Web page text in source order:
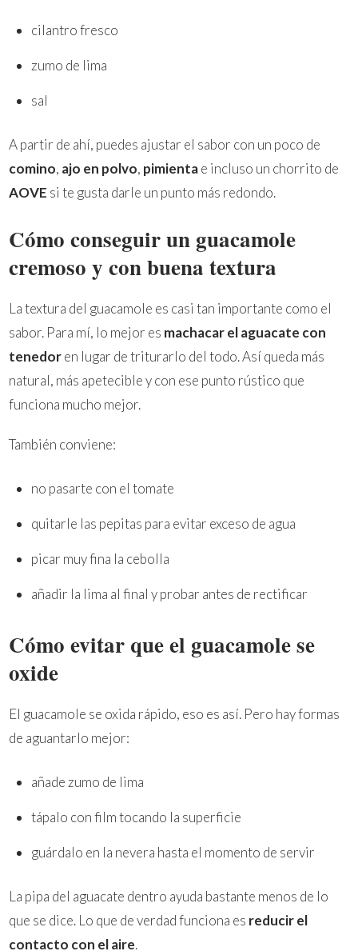
cilantro fresco
zumo de lima
sal
A partir de ahí, puedes ajustar el sabor con un poco de
comino, ajo en polvo, pimientae incluso un chorrito de
AOVE si te gusta darle un punto más redondo.
Cómo conseguir un guacamole
cremoso y con buena textura
La textura del guacamole es casi tan importante como el
sabor. Para mí, lo mejor es machacar el aguacate con
tenedoren lugar de triturarlo del todo. Así queda más
natural, más apetecible y con ese punto rústico que
funciona mucho mejor.
También conviene:
no pasarte con el tomate
quitarle las pepitas para evitar exceso de agua
picar muy fina la cebolla
añadir la lima al final y probar antes de rectificar
Cómo evitar que el guacamole se
oxide
El guacamole se oxida rápido, eso es así. Pero hay formas
de aguantarlo mejor:
añade zumo de lima
tápalo con film tocando la superficie
guárdalo en la nevera hasta el momento de servir
La pipa del aguacate dentro ayuda bastante menos de lo
que se dice. Lo que de verdad funciona es reducir el
contacto con el aire.